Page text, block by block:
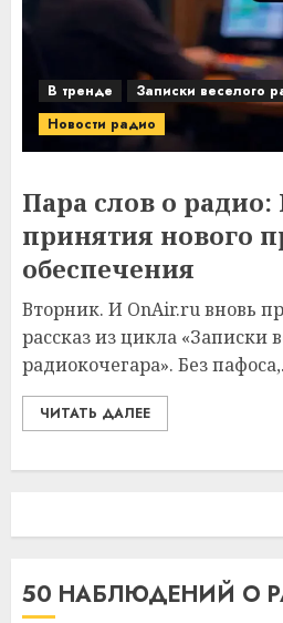
В тренде
Записки веселого
Новости радио
Пара слов о радио:
принятия нового
обеспечения
Вторник. И OnAir.ru вновь
рассказ из цикла «Записки
радиокочегара». Без
ЧИТАТЬ ДАЛЕЕ
50 НАБЛЮДЕНИЙ О